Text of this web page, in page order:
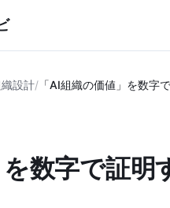
設計/ 「AI組織の価値」を数字
を数字で証